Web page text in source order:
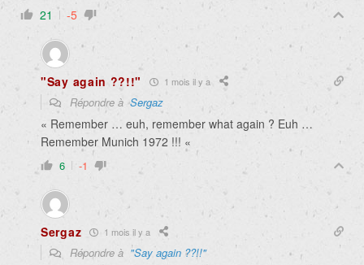
21 -5
"Say again ??!!" 1 mois il y a
Répondre àSergaz
« Remember … euh, remember what again ? Euh …
Remember Munich 1972 !!! «
6 -1
Sergaz 1 mois il y a
Répondre à "Say again ??!!"